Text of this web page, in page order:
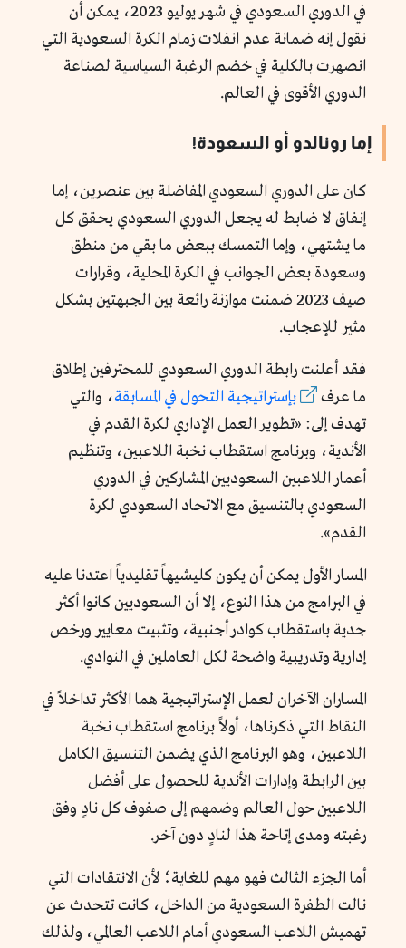
في الدوري السعودي في شهر يوليو 2023، يمكن أن
نقول إنه ضمانة عدم انفلات زمام الكرة السعودية التي
انصهرت بالكلية في خضم الرغبة السياسية لصناعة
الدوري الأقوى في العالم.
إما رونالدو أو السعودة!
كان على الدوري السعودي المفاضلة بين عنصرين، إما
إنفاق لا ضابط له يجعل الدوري السعودي يحقق كل
ما يشتهي، وإما التمسك ببعض ما بقي من منطق
وسعودة بعض الجوانب في الكرة المحلية، وقرارات
صيف 2023 ضمنت موازنة رائعة بين الجبهتين بشكل
مثير للإعجاب.
فقد أعلنت رابطة الدوري السعودي للمحترفين إطلاق
ما عرف
بإستراتيجية التحول في المسابقة، والتي
تهدف إلى: «تطوير العمل الإداري لكرة القدم في
الأندية، وبرنامج استقطاب نخبة اللاعبين، وتنظيم
أعمار اللاعبين السعوديين المشاركين في الدوري
السعودي بالتنسيق مع الاتحاد السعودي لكرة
القدم».
المسار الأول يمكن أن يكون كليشيهاً تقليدياً اعتدنا عليه
في البرامج من هذا النوع، إلا أن السعوديين كانوا أكثر
جدية باستقطاب كوادر أجنبية، وتثبيت معايير ورخص
إدارية وتدريبية واضحة لكل العاملين في النوادي.
المساران الآخران لعمل الإستراتيجية هما الأكثر تداخلاً في
النقاط التي ذكرناها، أولاً برنامج استقطاب نخبة
اللاعبين، وهو البرنامج الذي يضمن التنسيق الكامل
بين الرابطة وإدارات الأندية للحصول على أفضل
اللاعبين حول العالم وضمهم إلى صفوف كل نادٍ وفق
رغبته ومدى إتاحة هذا لنادٍ دون آخر.
أما الجزء الثالث فهو مهم للغاية؛ لأن الانتقادات التي
نالت الطفرة السعودية من الداخل، كانت تتحدث عن
تهميش اللاعب السعودي أمام اللاعب العالمي، ولذلك